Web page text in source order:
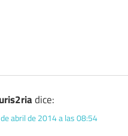
dice:
abril de 2014 a las 08:54